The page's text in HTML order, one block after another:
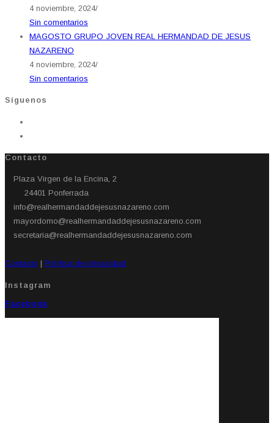
4 noviembre, 2024/
Sin comentarios
MAGOSTO GRUPO JOVEN REAL HERMANDAD DE JESUS
NAZARENO
4 noviembre, 2024/
Sin comentarios
Síguenos
Contacto
Plaza Virgen de la Encina, 2
24401 Ponferrada​
info@realhermandaddejesusnazareno.com
mayordomo@realhermandaddejesusnazareno.com
secretaria@realhermandaddejesusnazareno.com
Contacto | Política de privacidad
Instagram
Facebook